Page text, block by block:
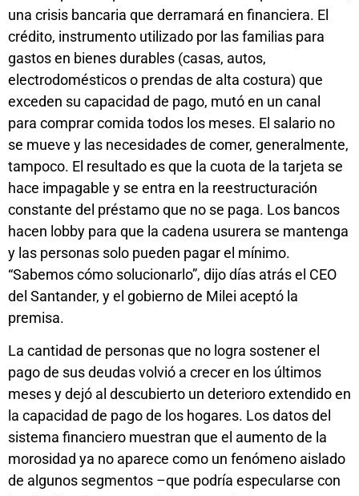
una crisis bancaria que derramará en financiera. El
crédito, instrumento utilizado por las familias para
gastos en bienes durables (casas, autos,
electrodomésticos o prendas de alta costura) que
exceden su capacidad de pago, mutó en un canal
para comprar comida todos los meses. El salario no
se mueve y las necesidades de comer, generalmente,
tampoco. El resultado es que la cuota de la tarjeta se
hace impagable y se entra en la reestructuración
constante del préstamo que no se paga. Los bancos
hacen lobby para que la cadena usurera se mantenga
y las personas solo pueden pagar el mínimo.
“Sabemos cómo solucionarlo”, dijo días atrás el CEO
del Santander, y el gobierno de Milei aceptó la
premisa.
La cantidad de personas que no logra sostener el
pago de sus deudas volvió a crecer en los últimos
meses y dejó al descubierto un deterioro extendido en
la capacidad de pago de los hogares. Los datos del
sistema financiero muestran que el aumento de la
morosidad ya no aparece como un fenómeno aislado
de algunos segmentos –que podría especularse con